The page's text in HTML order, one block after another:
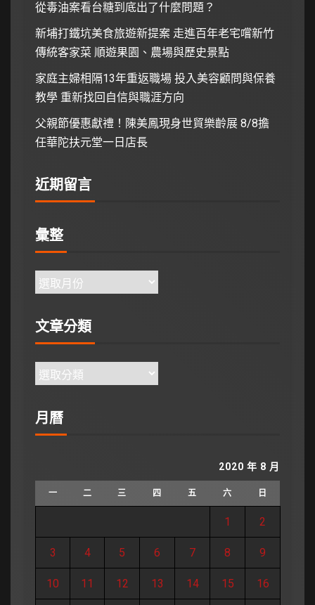
從毒油案看台糖到底出了什麼問題？
新埔打鐵坑美食旅遊新提案 走進百年老宅嚐新竹
傳統客家菜 順遊果園、農場與歷史景點
家庭主婦相隔13年重返職場 投入美容顧問與保養
教學 重新找回自信與職涯方向
父親節優惠獻禮！陳美鳳現身世貿樂齡展 8/8擔
任華陀扶元堂一日店長
近期留言
彙整
文章分類
月曆
2020 年 8 月
一 二 三 四 五 六 日
1 2
3 4 5 6 7 8 9
10 11 12 13 14 15 16